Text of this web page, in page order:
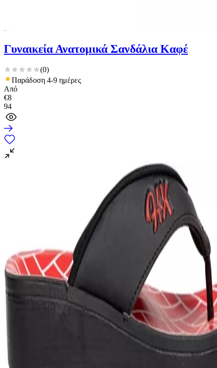
Γυναικεία Ανατομικά Σανδάλια Καφέ
(0)
Παράδοση 4-9 ημέρες
Από
€8
94